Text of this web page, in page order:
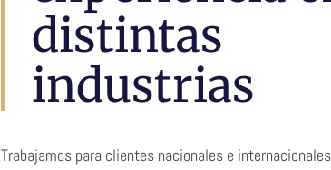
distintas
industrias
Trabajamos para clientes nacionales e